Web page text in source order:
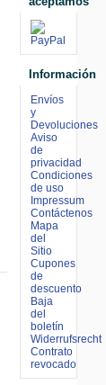
Información
Envíos
y
Devoluciones
Aviso
de
privacidad
Condiciones
de uso
Impressum
Contáctenos
Mapa
del
Sitio
Cupones
de
descuento
Baja
del
boletín
Widerrufsrecht
Contrato
revocado